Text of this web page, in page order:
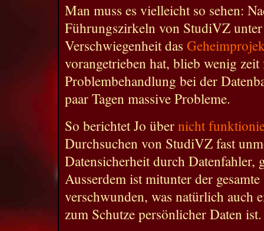
Man muss es vielleicht so sehen:
Führungszirkeln von StudiVZ
Verschwiegenheit das
vorangetrieben hat, blieb wenig
Problembehandlung bei der
paar Tagen massive Probleme.
So berichtet Jo über nicht
Durchsuchen von StudiVZ fast
Datensicherheit durch Datenfahler,
Ausserdem ist mitunter der gesamte
verschwunden, was natürlich auch
zum Schutze persönlicher Daten ist.